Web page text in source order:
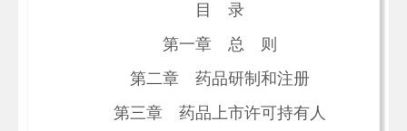
目 录
第一章 总 则
第二章 药品研制和注册
第三章 药品上市许可持有人